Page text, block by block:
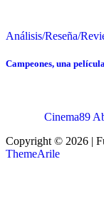
Análisis/Reseña/
Campeones, una
Cinema89
Copyright © 2026 |
ThemeArile